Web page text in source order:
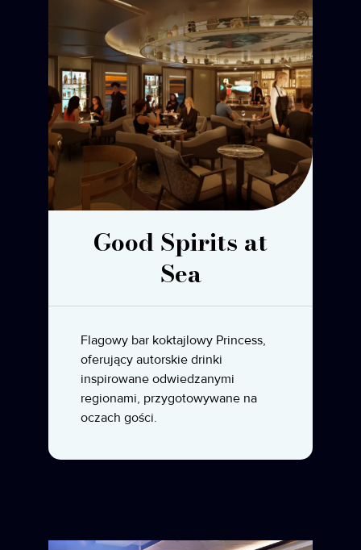
Good Spirits at
Sea
Flagowy bar koktajlowy Princess,
oferujący autorskie drinki
inspirowane odwiedzanymi
regionami, przygotowywane na
oczach gości.